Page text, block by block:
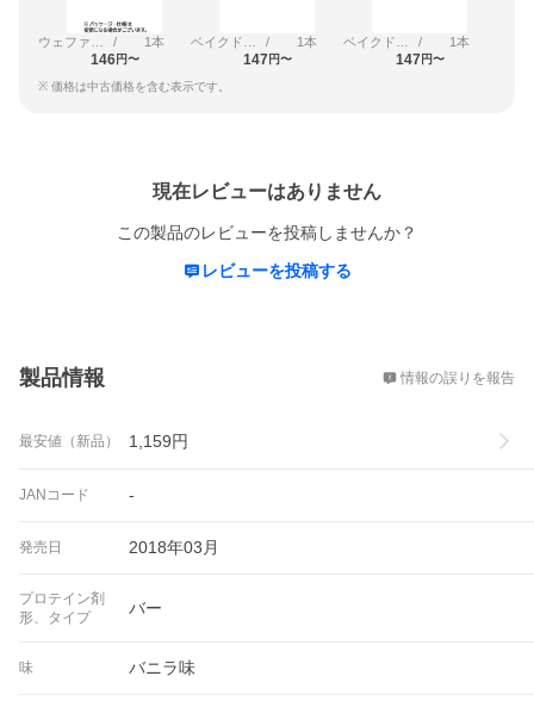
/ 1本
146円〜
/ 1本
147円〜
/ 1本
147円〜
※ 価格は中古価格を含む表示です。
現在レビューはありません
この製品のレビューを投稿しませんか？
レビューを投稿する
製品情報 情報の誤りを報告
最安値（新品） 1,159円
JANコード -
発売日 2018年03月
プロテイン剤
形、タイプ
バー
味 バニラ味